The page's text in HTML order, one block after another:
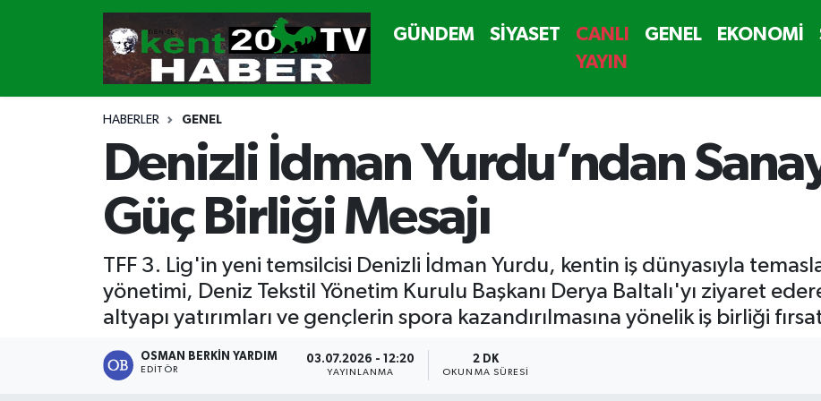
GÜNDEM SİYASET
CANLI
YAYIN
GENEL EKONOMİ
HABERLER GENEL
Denizli İdman Yurdu’ndan
Güç Birliği Mesajı
TFF 3. Lig'in yeni temsilcisi Denizli İdman Yurdu, kentin iş dünyasıyla
yönetimi, Deniz Tekstil Yönetim Kurulu Başkanı Derya Baltalı'yı ziyaret
altyapı yatırımları ve gençlerin spora kazandırılmasına yönelik iş birliği
OSMAN BERKIN YARDIM
EDITÖR
03.07.2026 - 12:20
YAYINLANMA
2 DK
OKUNMA SÜRESI
GÜNDEM
SİYASET
CANLI YAYIN
Denizli Nöbetçi Eczaneler
Denizli Hava Durumu
Denizli Namaz Vakitleri
Denizli Trafik Yoğunluk Haritası
Tüm Manşetler